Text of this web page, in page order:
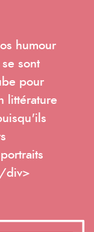
humour
sont
pour
littérature
div>